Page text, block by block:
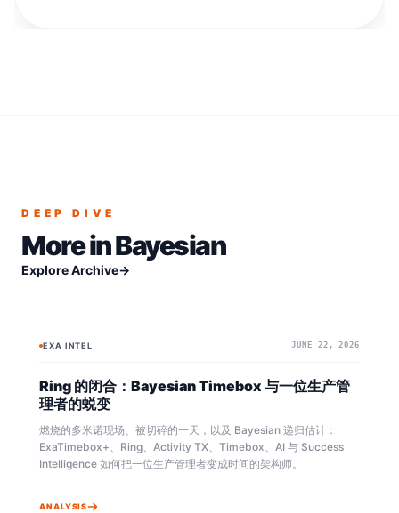
DEEP DIVE
More inBayesian
Explore Archive→
BAYESIAN
EXA INTEL JUNE 22, 2026
Ring 的闭合：Bayesian Timebox 与一位生产管
理者的蜕变
燃烧的多米诺现场、被切碎的一天，以及 Bayesian 递归估计：
ExaTimebox+、Ring、Activity TX、Timebox、AI 与 Success
Intelligence 如何把一位生产管理者变成时间的架构师。
ANALYSIS